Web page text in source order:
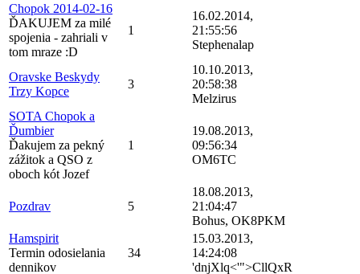
Chopok 2014-02-16
ĎAKUJEM za milé
spojenia - zahriali v
tom mraze :D
1
16.02.2014,
21:55:56
Stephenalap
Oravske Beskydy
Trzy Kopce
3
10.10.2013,
20:58:38
Melzirus
SOTA Chopok a
Ďumbier
Ďakujem za pekný
zážitok a QSO z
oboch kót Jozef
1
19.08.2013,
09:56:34
OM6TC
Pozdrav 5
18.08.2013,
21:04:47
Bohus, OK8PKM
Hamspirit
Termin odosielania
dennikov
34
15.03.2013,
14:24:08
'dnjXlq<'">CllQxR